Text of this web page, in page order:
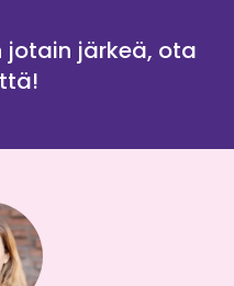
jotain järkeä, ota